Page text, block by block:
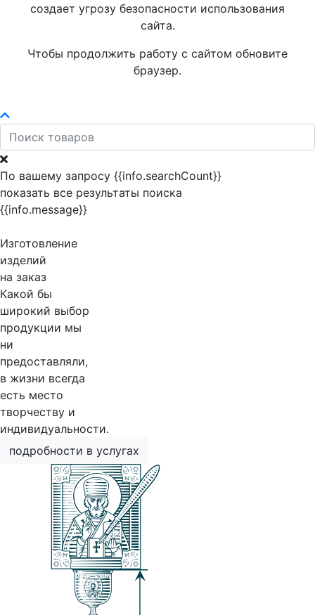
создает угрозу безопасности использования
сайта.
Чтобы продолжить работу с сайтом обновите
браузер.
По вашему запросу {{info.searchCount}}
показать все результаты поиска
{{info.message}}
Изготовление
изделий
на заказ
Какой бы
широкий выбор
продукции мы
ни
предоставляли,
в жизни всегда
есть место
творчеству и
индивидуальности.
подробности в услугах